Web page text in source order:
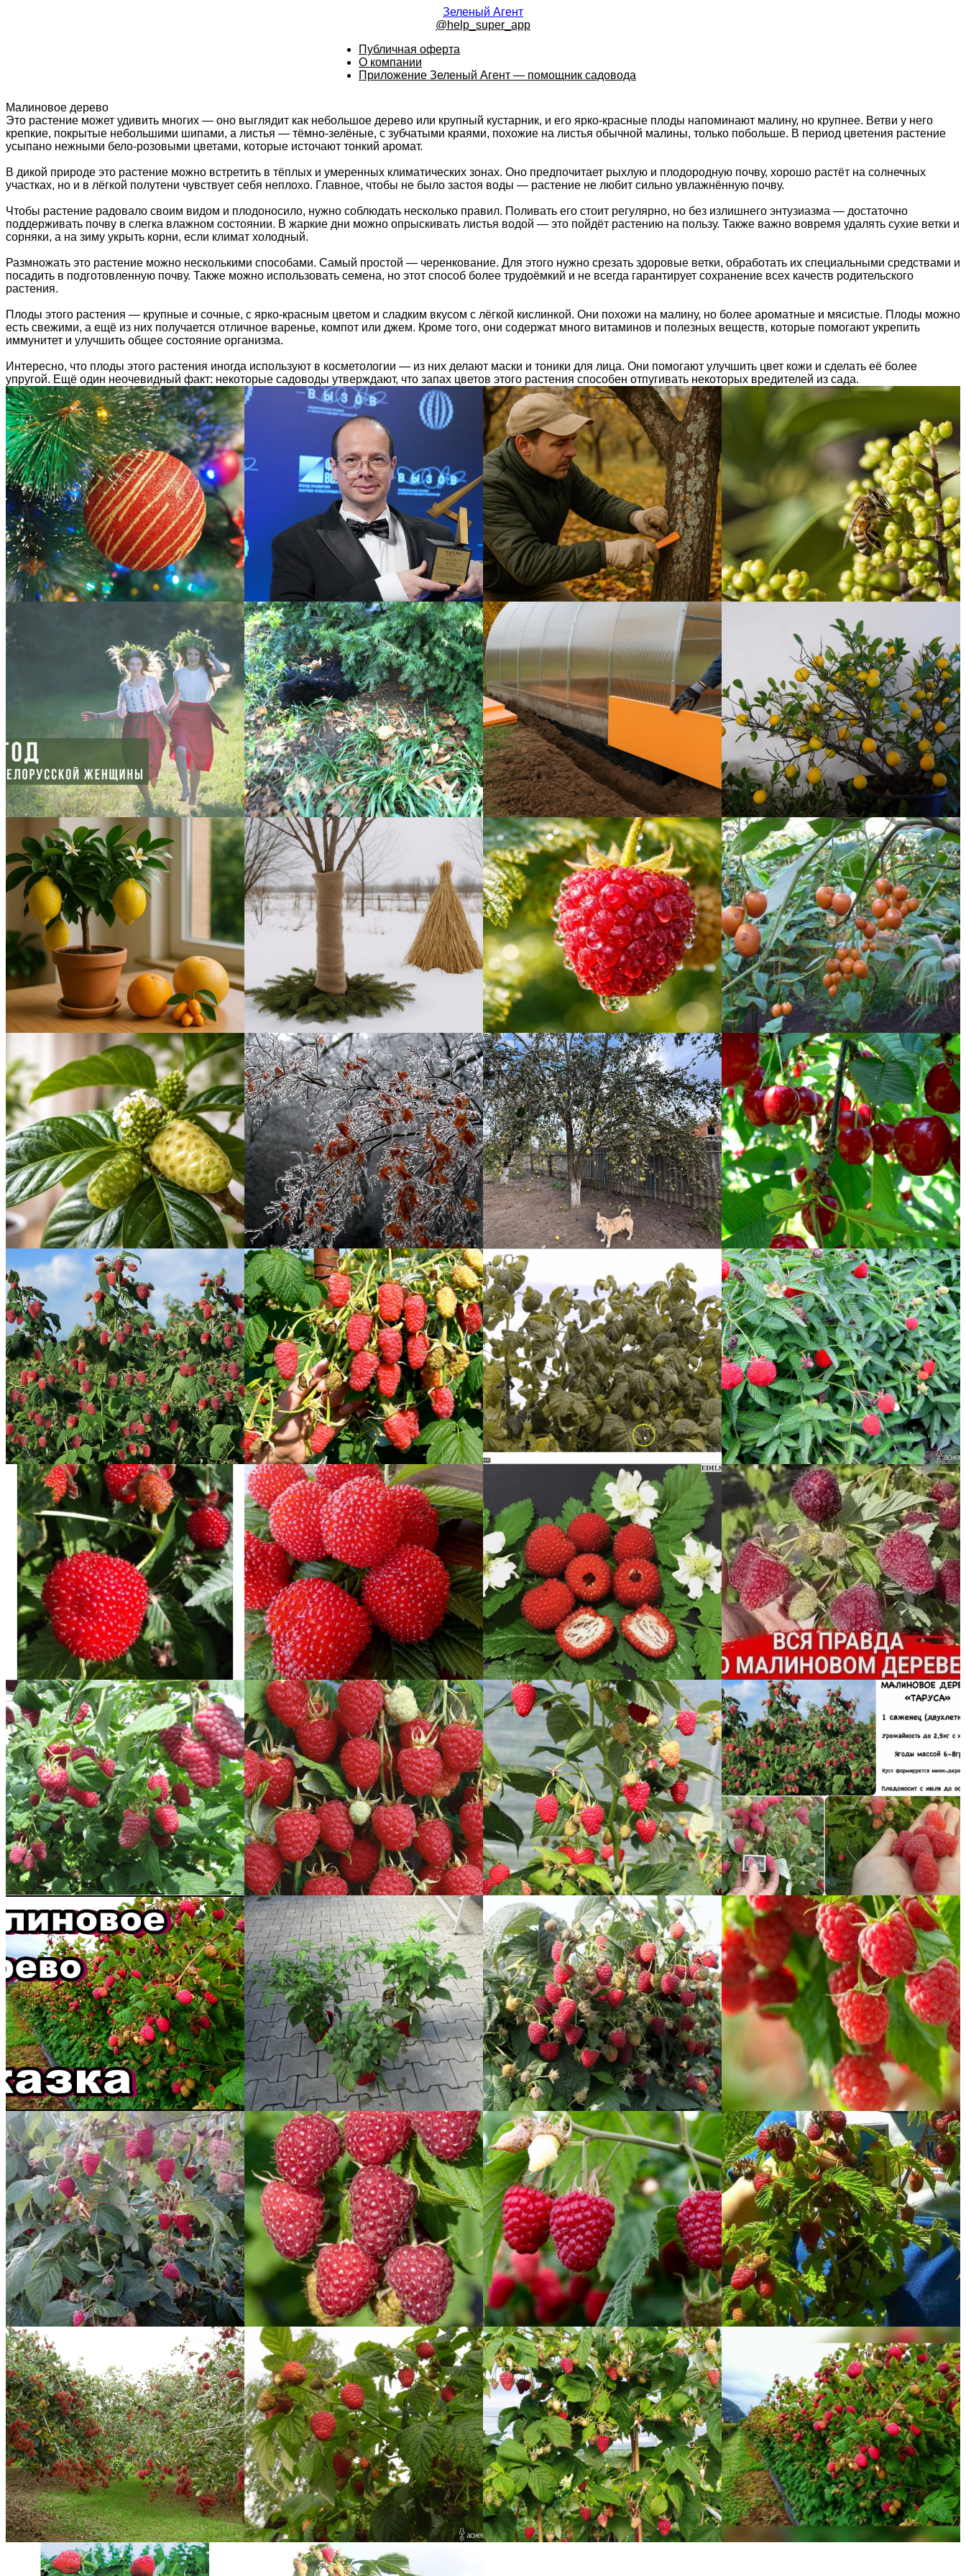
Зеленый Агент
@help_super_app
Публичная оферта
О компании
Приложение Зеленый Агент — помощник садовода
Малиновое дерево
Это растение может удивить многих — оно выглядит как небольшое дерево или крупный кустарник, и его ярко-красные плоды напоминают малину, но крупнее. Ветви у него
крепкие, покрытые небольшими шипами, а листья — тёмно-зелёные, с зубчатыми краями, похожие на листья обычной малины, только побольше. В период цветения растение
усыпано нежными бело-розовыми цветами, которые источают тонкий аромат.
В дикой природе это растение можно встретить в тёплых и умеренных климатических зонах. Оно предпочитает рыхлую и плодородную почву, хорошо растёт на солнечных
участках, но и в лёгкой полутени чувствует себя неплохо. Главное, чтобы не было застоя воды — растение не любит сильно увлажнённую почву.
Чтобы растение радовало своим видом и плодоносило, нужно соблюдать несколько правил. Поливать его стоит регулярно, но без излишнего энтузиазма — достаточно
поддерживать почву в слегка влажном состоянии. В жаркие дни можно опрыскивать листья водой — это пойдёт растению на пользу. Также важно вовремя удалять сухие ветки и
сорняки, а на зиму укрыть корни, если климат холодный.
Размножать это растение можно несколькими способами. Самый простой — черенкование. Для этого нужно срезать здоровые ветки, обработать их специальными средствами и
посадить в подготовленную почву. Также можно использовать семена, но этот способ более трудоёмкий и не всегда гарантирует сохранение всех качеств родительского
растения.
Плоды этого растения — крупные и сочные, с ярко-красным цветом и сладким вкусом с лёгкой кислинкой. Они похожи на малину, но более ароматные и мясистые. Плоды можно
есть свежими, а ещё из них получается отличное варенье, компот или джем. Кроме того, они содержат много витаминов и полезных веществ, которые помогают укрепить
иммунитет и улучшить общее состояние организма.
Интересно, что плоды этого растения иногда используют в косметологии — из них делают маски и тоники для лица. Они помогают улучшить цвет кожи и сделать её более
упругой. Ещё один неочевидный факт: некоторые садоводы утверждают, что запах цветов этого растения способен отпугивать некоторых вредителей из сада.